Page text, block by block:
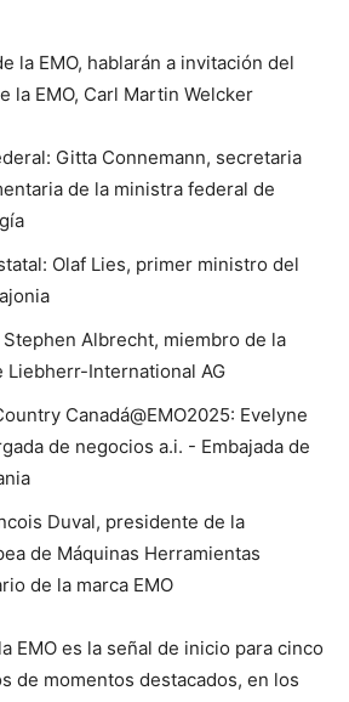
la EMO, hablarán a invitación del
la EMO, Carl Martin Welcker
Gitta Connemann, secretaria
de la ministra federal de
Olaf Lies, primer ministro del
Albrecht, miembro de la
Liebherr-International AG
Canadá@EMO2025: Evelyne
de negocios a.i. - Embajada de
Duval, presidente de la
de Máquinas Herramientas
de la marca EMO
EMO es la señal de inicio para cinco
de momentos destacados, en los